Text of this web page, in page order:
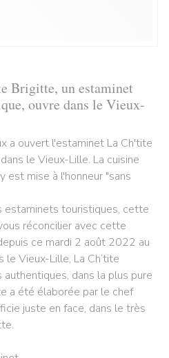
Brigitte, un estaminet
ouvre dans le Vieux-
a ouvert l'estaminet La Ch'tite
le Vieux-Lille. La cuisine
est mise à l'honneur "sans
estaminets touristiques, cette
réconcilier avec cette
ce mardi 2 août 2022 au
le Vieux-Lille, La Ch’tite
dans la plus pure
a été élaborée par le chef
juste en face, dans le très